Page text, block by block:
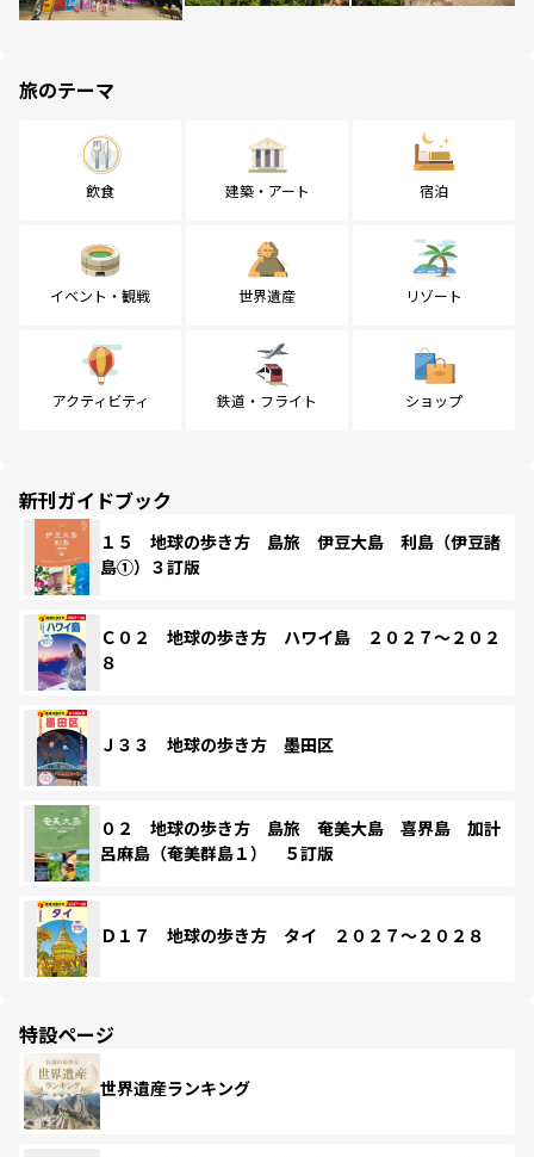
旅のテーマ
飲食 建築・アート 宿泊
イベント・観戦 世界遺産 リゾート
アクティビティ 鉄道・フライト ショップ
新刊ガイドブック
１５ 地球の歩き方 島旅 伊豆大島 利島（伊豆諸
島①）３訂版
Ｃ０２ 地球の歩き方 ハワイ島 ２０２７～２０２
８
Ｊ３３ 地球の歩き方 墨田区
０２ 地球の歩き方 島旅 奄美大島 喜界島 加計
呂麻島（奄美群島１） ５訂版
Ｄ１７ 地球の歩き方 タイ ２０２７～２０２８
特設ページ
世界遺産ランキング